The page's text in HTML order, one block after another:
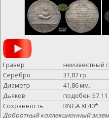
Гравер
неизвестный
Серебро
31,87 гр.
Диаметр
41,86 мм.
Дьяков
подобен 57.11
Сохранность
RNGA XF40*
Добротный коллекционный